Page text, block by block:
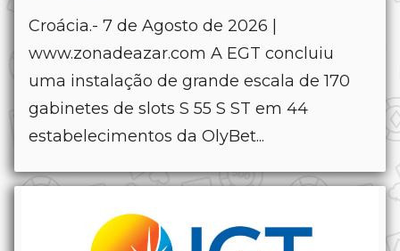
Croácia.- 7 de Agosto de 2026 |
www.zonadeazar.com A EGT concluiu
uma instalação de grande escala de 170
gabinetes de slots S 55 S ST em 44
estabelecimentos da OlyBet...